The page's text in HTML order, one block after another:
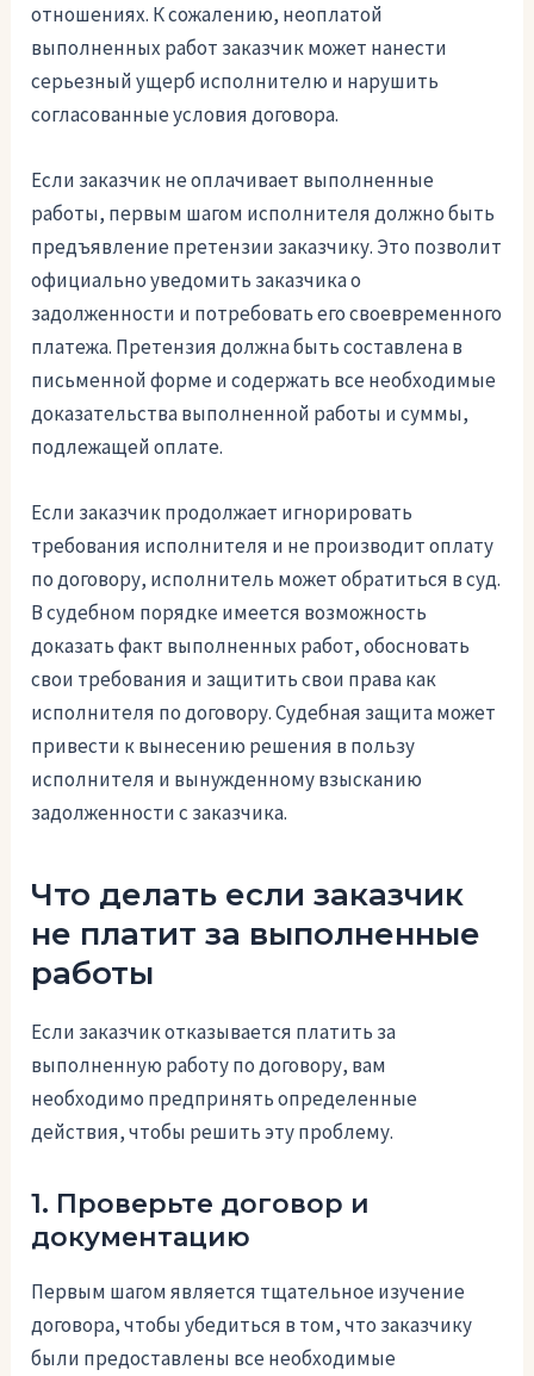
отношениях. К сожалению, неоплатой
выполненных работ заказчик может нанести
серьезный ущерб исполнителю и нарушить
согласованные условия договора.
Если заказчик не оплачивает выполненные
работы, первым шагом исполнителя должно быть
предъявление претензии заказчику. Это позволит
официально уведомить заказчика о
задолженности и потребовать его своевременного
платежа. Претензия должна быть составлена в
письменной форме и содержать все необходимые
доказательства выполненной работы и суммы,
подлежащей оплате.
Если заказчик продолжает игнорировать
требования исполнителя и не производит оплату
по договору, исполнитель может обратиться в суд.
В судебном порядке имеется возможность
доказать факт выполненных работ, обосновать
свои требования и защитить свои права как
исполнителя по договору. Судебная защита может
привести к вынесению решения в пользу
исполнителя и вынужденному взысканию
задолженности с заказчика.
Что делать если заказчик
не платит за выполненные
работы
Если заказчик отказывается платить за
выполненную работу по договору, вам
необходимо предпринять определенные
действия, чтобы решить эту проблему.
1. Проверьте договор и
документацию
Первым шагом является тщательное изучение
договора, чтобы убедиться в том, что заказчику
были предоставлены все необходимые